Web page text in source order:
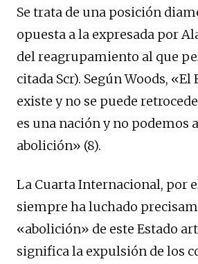
Se trata de una posición
opuesta a la expresada por
del reagrupamiento al que
citada Scr). Según Woods, «El
existe y no se puede
es una nación y no podemos
abolición» (8).
La Cuarta Internacional, por
siempre ha luchado
«abolición» de este Estado
significa la expulsión de los